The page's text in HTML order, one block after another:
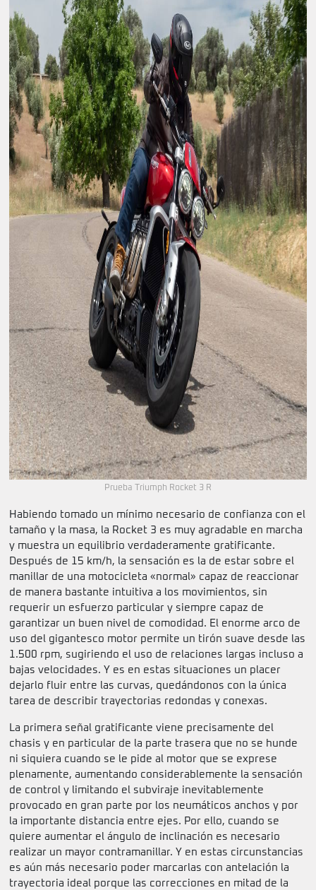
Prueba Triumph Rocket 3 R
Habiendo tomado un mínimo necesario de confianza con el
tamaño y la masa, la Rocket 3 es muy agradable en marcha
y muestra un equilibrio verdaderamente gratificante.
Después de 15 km/h, la sensación es la de estar sobre el
manillar de una motocicleta «normal» capaz de reaccionar
de manera bastante intuitiva a los movimientos, sin
requerir un esfuerzo particular y siempre capaz de
garantizar un buen nivel de comodidad. El enorme arco de
uso del gigantesco motor permite un tirón suave desde las
1.500 rpm, sugiriendo el uso de relaciones largas incluso a
bajas velocidades. Y es en estas situaciones un placer
dejarlo fluir entre las curvas, quedándonos con la única
tarea de describir trayectorias redondas y conexas.
La primera señal gratificante viene precisamente del
chasis y en particular de la parte trasera que no se hunde
ni siquiera cuando se le pide al motor que se exprese
plenamente, aumentando considerablemente la sensación
de control y limitando el subviraje inevitablemente
provocado en gran parte por los neumáticos anchos y por
la importante distancia entre ejes. Por ello, cuando se
quiere aumentar el ángulo de inclinación es necesario
realizar un mayor contramanillar. Y en estas circunstancias
es aún más necesario poder marcarlas con antelación la
trayectoria ideal porque las correcciones en mitad de la